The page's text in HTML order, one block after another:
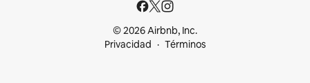
© 2026 Airbnb, Inc.
Privacidad
Términos